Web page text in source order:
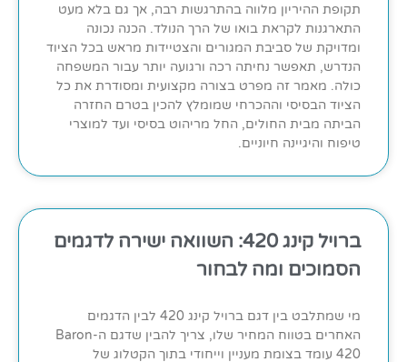
תקופת ההיריון מלווה בהתרגשות רבה, אך גם בלא מעט
התארגנות לקראת בואו של הרך הנולד. הכנה נכונה
ומדויקת של סביבת המגורים והצטיידות מראש בכל הציוד
הנדרש, תאפשר נחיתה רכה ורגועה יותר עבור המשפחה
כולה. מאמר זה מפרט בצורה מקצועית ומסודרת את כל
הציוד הבסיסי וההכרחי שמומלץ להכין בטרם החזרה
הביתה מבית החולים, החל מריהוט בסיסי ועד למוצרי
טיפוח והיגיינה חיוניים.
ברויל קינג 420: השוואה ישירה לדגמים
הסמוכים ומה לבחור
מי שמתלבט בין דגם ברויל קינג 420 לבין הדגמים
האחרים בטווח המחיר שלו, צריך להבין שדגם ה-Baron
420 עומד בצומת מעניין וייחודי בתוך הקטלוג של